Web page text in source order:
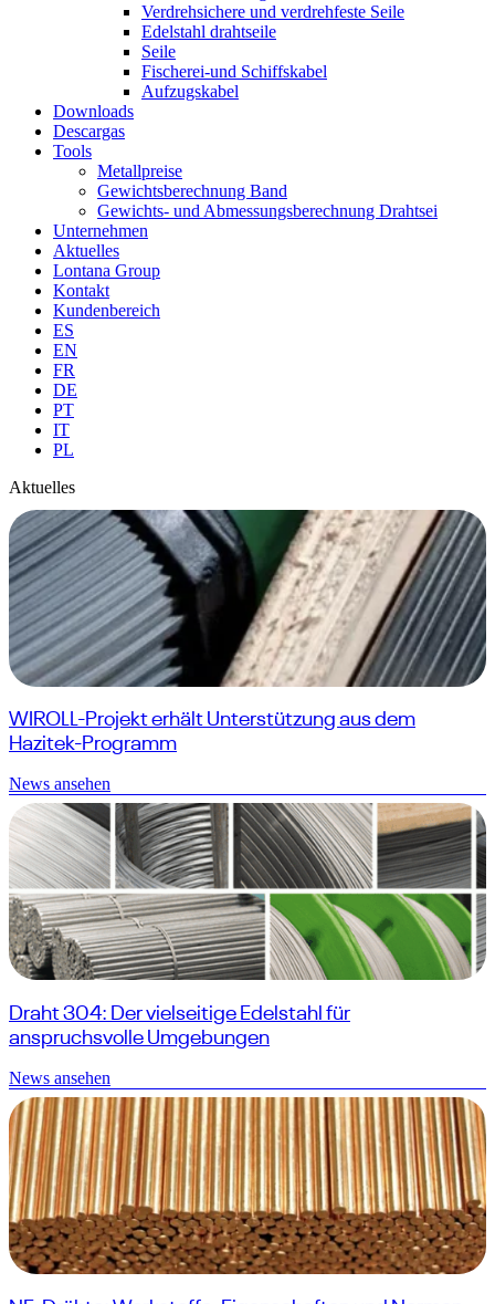
Verdrehsichere und verdrehfeste Seile
Edelstahl drahtseile
Seile
Fischerei-und Schiffskabel
Aufzugskabel
Downloads
Descargas
Tools
Metallpreise
Gewichtsberechnung Band
Gewichts- und Abmessungsberechnung Drahtsei
Unternehmen
Aktuelles
Lontana Group
Kontakt
Kundenbereich
ES
EN
FR
DE
PT
IT
PL
Aktuelles
WIROLL-Projekt erhält Unterstützung aus dem
Hazitek-Programm
News ansehen
Draht 304: Der vielseitige Edelstahl für
anspruchsvolle Umgebungen
News ansehen